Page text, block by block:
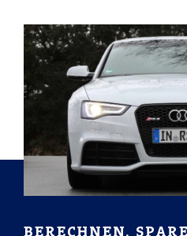
BERECHNEN,